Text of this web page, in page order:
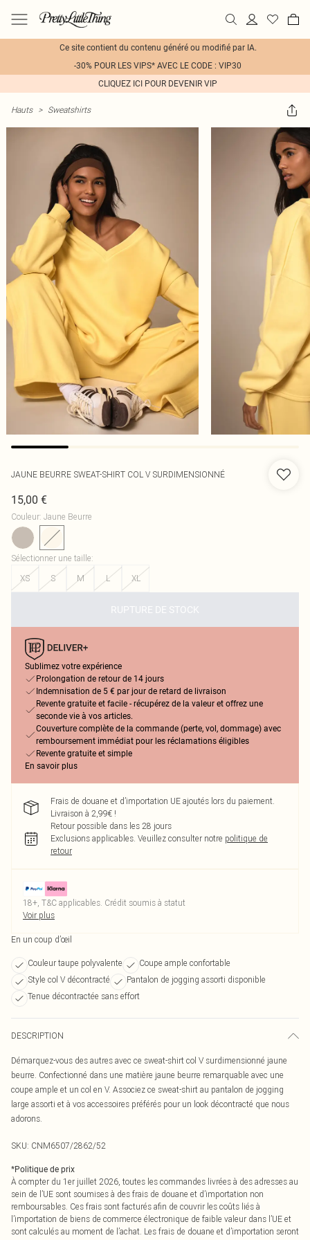
Ce site contient du contenu généré ou modifié par IA.
-30% POUR LES VIPS* AVEC LE CODE : VIP30
CLIQUEZ ICI POUR DEVENIR VIP
Hauts > Sweatshirts
JAUNE BEURRE SWEAT-SHIRT COL V SURDIMENSIONNÉ
15,00 €
Couleur: Jaune Beurre
Sélectionner une taille:
XS
S M L XL
RUPTURE DE STOCK
Sublimez votre expérience
Prolongation de retour de 14 jours
Indemnisation de 5 € par jour de retard de livraison
Revente gratuite et facile - récupérez de la valeur et offrez une
seconde vie à vos articles.
Couverture complète de la commande (perte, vol, dommage) avec
remboursement immédiat pour les réclamations éligibles
Revente gratuite et simple
En savoir plus
Frais de douane et d’importation UE ajoutés lors du paiement.
Livraison à 2,99€ !
Retour possible dans les 28 jours
Exclusions applicables. Veuillez consulter notre politique de
retour
18+, T&C applicables. Crédit soumis à statut
Voir plus
En un coup d’œil
Couleur taupe polyvalente
Coupe ample confortable
Style col V décontracté
Pantalon de jogging assorti disponible
Tenue décontractée sans effort
DESCRIPTION
Démarquez-vous des autres avec ce sweat-shirt col V surdimensionné jaune
beurre. Confectionné dans une matière jaune beurre remarquable avec une
coupe ample et un col en V. Associez ce sweat-shirt au pantalon de jogging
large assorti et à vos accessoires préférés pour un look décontracté que nous
adorons.
SKU: CNM6507/2862/52
*Politique de prix
À compter du 1er juillet 2026, toutes les commandes livrées à des adresses au
sein de l’UE sont soumises à des frais de douane et d’importation non
remboursables. Ces frais sont facturés afin de couvrir les coûts liés à
l’importation de biens de commerce électronique de faible valeur dans l’UE et
sont calculés au moment de l’achat. Les frais de douane et d’importation seront